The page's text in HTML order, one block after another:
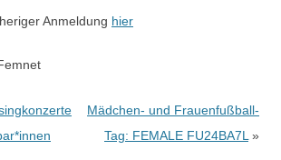
Anmeldung hier
Mädchen- und Frauenfußball-
Tag: FEMALE FU24BA7L »